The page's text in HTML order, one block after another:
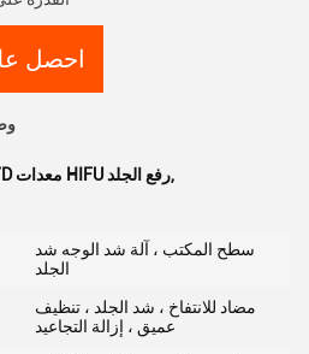
احصل
7D معدات HIFU رفع الجلد,
سطح المكتب ، آلة شد الوجه شد
الجلد
مضاد للانتفاخ ، شد الجلد ، تنظيف
عميق ، إزالة التجاعيد